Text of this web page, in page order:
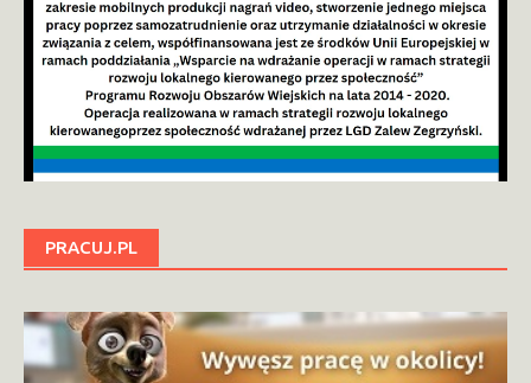
PRACUJ.PL